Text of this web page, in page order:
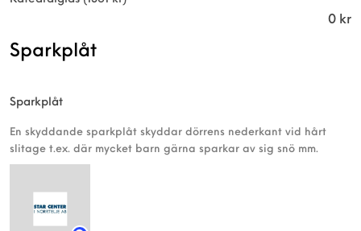
0 kr
Sparkplåt
Sparkplåt
En skyddande sparkplåt skyddar dörrens nederkant vid hårt
slitage t.ex. där mycket barn gärna sparkar av sig snö mm.